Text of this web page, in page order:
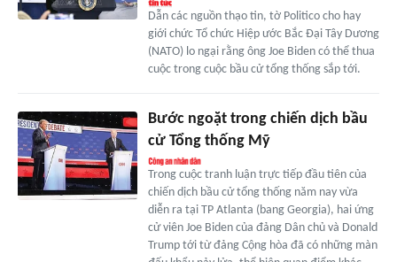
Dẫn các nguồn thạo tin, tờ Politico cho hay
giới chức Tổ chức Hiệp ước Bắc Đại Tây Dương
(NATO) lo ngại rằng ông Joe Biden có thể thua
cuộc trong cuộc bầu cử tổng thống sắp tới.
Bước ngoặt trong chiến dịch bầu
cử Tổng thống Mỹ
Trong cuộc tranh luận trực tiếp đầu tiên của
chiến dịch bầu cử tổng thống năm nay vừa
diễn ra tại TP Atlanta (bang Georgia), hai ứng
cử viên Joe Biden của đảng Dân chủ và Donald
Trump tới từ đảng Cộng hòa đã có những màn